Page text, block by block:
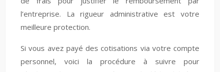
l’entreprise. La rigueur administrative est votre
meilleure protection.
Si vous avez payé des cotisations via votre compte
personnel, voici la procédure à suivre pour